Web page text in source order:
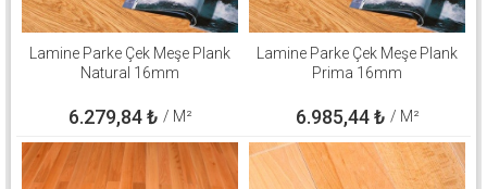
Lamine Parke Çek Meşe Plank
Natural 16mm
6.279,84₺ / M²
Lamine Parke Çek Meşe Plank
Prima 16mm
6.985,44₺ / M²